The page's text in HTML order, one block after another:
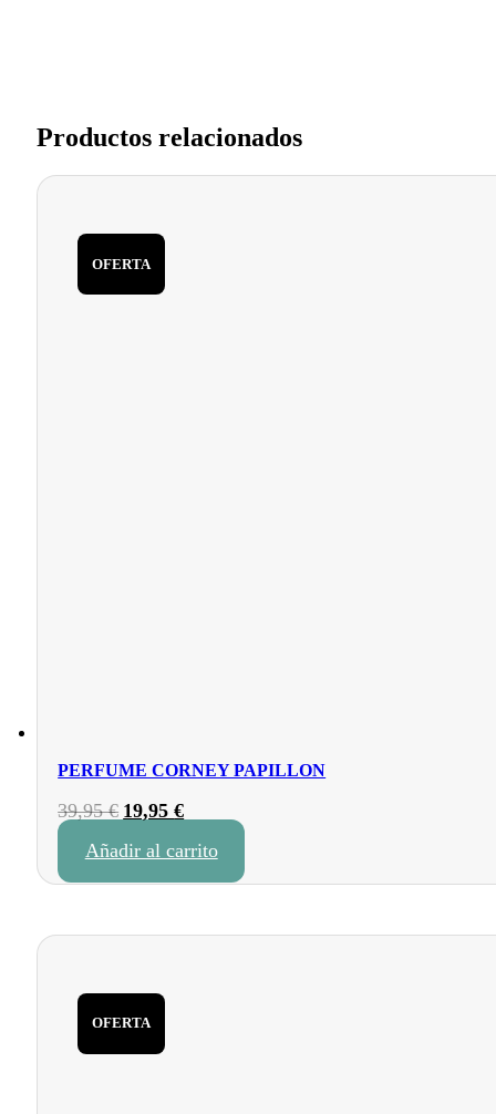
Productos relacionados
OFERTA
PERFUME CORNEY PAPILLON
39,95€ El
original
era:
19,95€El
actual
es:
Añadir al carrito
OFERTA